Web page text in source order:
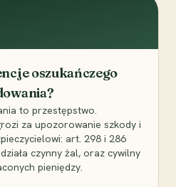
oszukańczego
to przestępstwo.
za upozorowanie szkody i
art. 298 i 286
czynny żal, oraz cywilny
pieniędzy.